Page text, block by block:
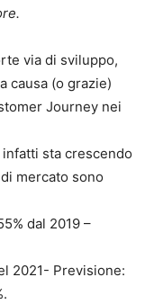
via di sviluppo,
causa (o grazie)
Journey nei
sta crescendo
mercato sono
dal 2019 –
2021- Previsione: